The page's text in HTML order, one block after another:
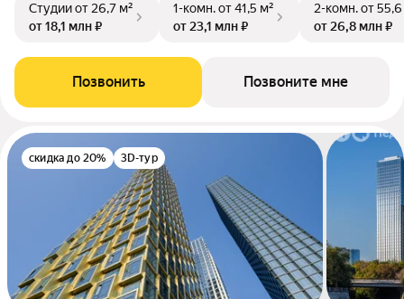
Студииот 26,7 м²
от 18,1 млн ₽
1-комн.от 41,5 м²
от 23,1 млн ₽
2-комн.от
от 26,8 млн ₽
Позвонить Позвоните мне
скидка до 20% 3D-тур